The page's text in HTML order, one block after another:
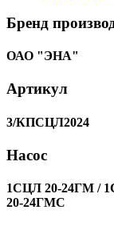
Бренд
ОАО "ЭНА"
Артикул
3/КПСЦЛ2024
Насос
1СЦЛ 20-24ГМ /
20-24ГМС